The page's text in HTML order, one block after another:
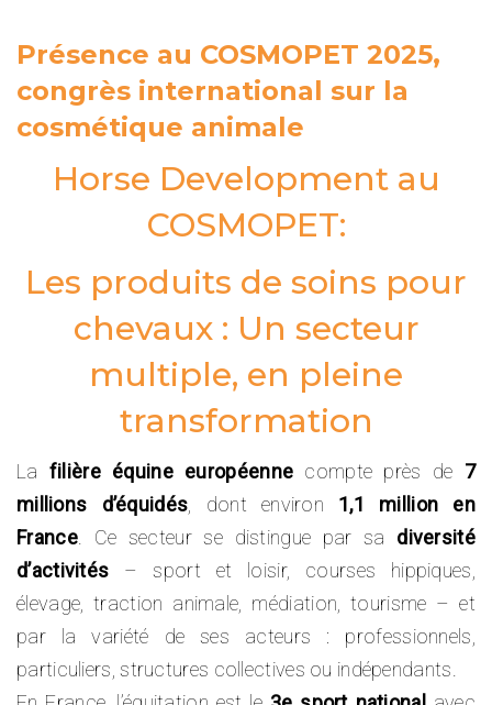
Présence au COSMOPET 2025,
congrès international sur la
cosmétique animale
Horse Development au
COSMOPET:
Les produits de soins pour
chevaux : Un secteur
multiple, en pleine
transformation
La filière équine européenne compte près de 7
millions d’équidés , dont environ 1,1 million en
France. Ce secteur se distingue par sa diversité
d’activités – sport et loisir, courses hippiques,
élevage, traction animale, médiation, tourisme – et
par la variété de ses acteurs : professionnels,
particuliers, structures collectives ou indépendants.